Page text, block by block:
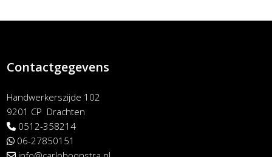
Contactgegevens
Handwerkerszijde 102
9201 CP Drachten
0512-358214
06-27850151